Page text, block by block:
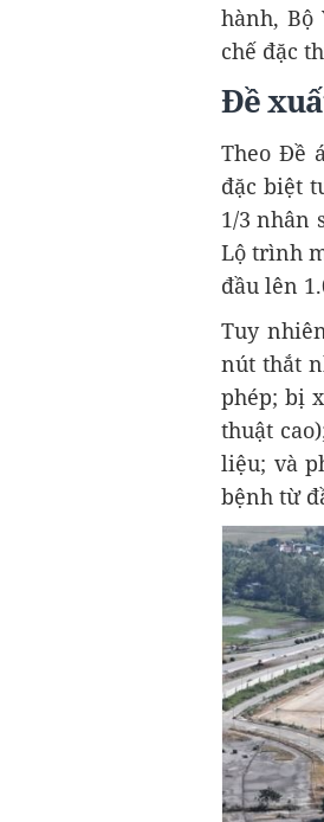
hành,
chế đặc
Đề
Theo Đề
đặc biệt
1/3 nhân
Lộ trình
đầu lên
Tuy
nút thắt
phép; bị
thuật
liệu; và
bệnh từ